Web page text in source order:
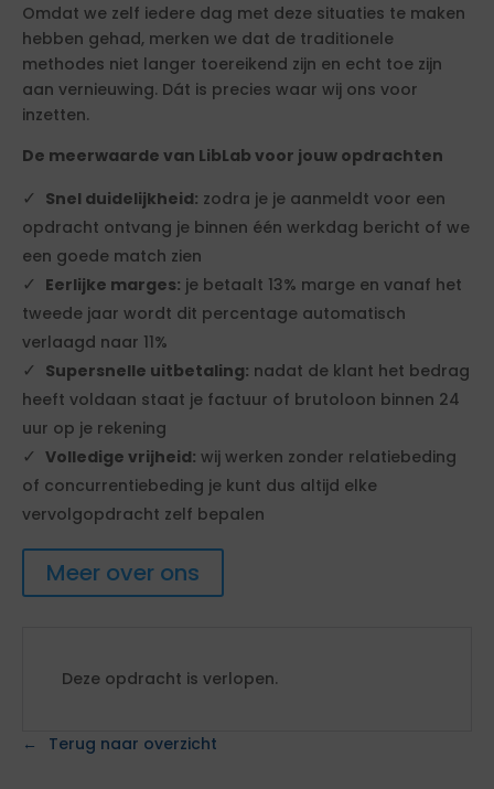
Omdat we zelf iedere dag met deze situaties te maken
hebben gehad, merken we dat de traditionele
methodes niet langer toereikend zijn en echt toe zijn
aan vernieuwing. Dát is precies waar wij ons voor
inzetten.
De meerwaarde van LibLab voor jouw opdrachten
Snel duidelijkheid: zodra je je aanmeldt voor een
opdracht ontvang je binnen één werkdag bericht of we
een goede match zien
Eerlijke marges: je betaalt 13% marge en vanaf het
tweede jaar wordt dit percentage automatisch
verlaagd naar 11%
Supersnelle uitbetaling: nadat de klant het bedrag
heeft voldaan staat je factuur of brutoloon binnen 24
uur op je rekening
Volledige vrijheid: wij werken zonder relatiebeding
of concurrentiebeding je kunt dus altijd elke
vervolgopdracht zelf bepalen
Meer over ons
Deze opdracht is verlopen.
Terug naar overzicht